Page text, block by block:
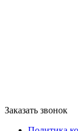
Заказать звонок